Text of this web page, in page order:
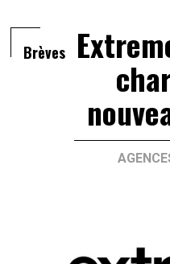
Brèves